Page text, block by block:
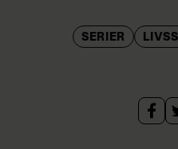
SERIER